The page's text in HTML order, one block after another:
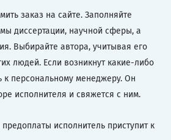
заказ на сайте. Заполняйте
диссертации, научной сферы, а
Выбирайте автора, учитывая его
людей. Если возникнут какие-либо
к персональному менеджеру. Он
исполнителя и свяжется с ним.
исполнитель приступит к